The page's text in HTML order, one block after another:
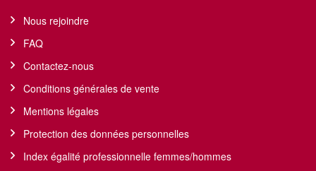
Nous rejoindre
FAQ
Contactez-nous
Conditions générales de vente
Mentions légales
Protection des données personnelles
Index égalité professionnelle femmes/hommes